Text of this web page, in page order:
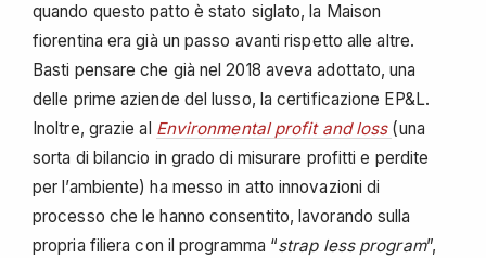
quando questo patto è stato siglato, la Maison
fiorentina era già un passo avanti rispetto alle altre.
Basti pensare che già nel 2018 aveva adottato, una
delle prime aziende del lusso, la certificazione EP&L.
Inoltre, grazie al Environmental profit and loss (una
sorta di bilancio in grado di misurare profitti e perdite
per l’ambiente) ha messo in atto innovazioni di
processo che le hanno consentito, lavorando sulla
propria filiera con il programma “strap less program”,